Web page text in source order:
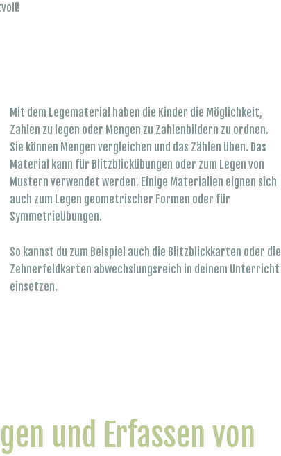
Mit dem Legematerial haben die Kinder die Möglichkeit,
Zahlen zu legen oder Mengen zu Zahlenbildern zu ordnen.
Sie können Mengen vergleichen und das Zählen üben. Das
Material kann für Blitzblickübungen oder zum Legen von
Mustern verwendet werden. Einige Materialien eignen sich
auch zum Legen geometrischer Formen oder für
Symmetrieübungen.
So kannst du zum Beispiel auch die Blitzblickkarten oder die
Zehnerfeldkarten abwechslungsreich in deinem Unterricht
einsetzen.
und Erfassen von